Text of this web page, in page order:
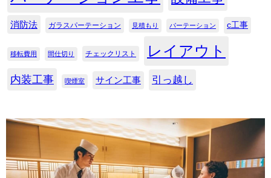
消防法 ガラスパーテーション 見積もり パーテーション c工事
移転費用 間仕切り チェックリスト レイアウト
内装工事 喫煙室 サイン工事 引っ越し